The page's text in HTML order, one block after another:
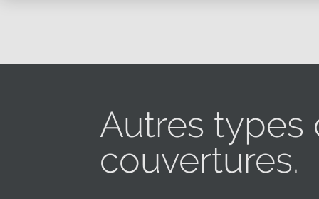
Autres types
couvertures.